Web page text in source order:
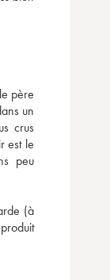
père
un
crus
est le
peu
(à